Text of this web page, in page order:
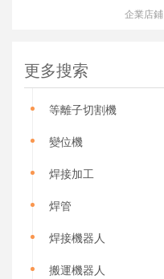
企業店鋪
更多搜索
等離子切割機
變位機
焊接加工
焊管
焊接機器人
搬運機器人